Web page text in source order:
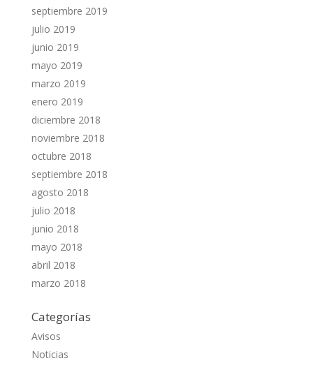
septiembre 2019
julio 2019
junio 2019
mayo 2019
marzo 2019
enero 2019
diciembre 2018
noviembre 2018
octubre 2018
septiembre 2018
agosto 2018
julio 2018
junio 2018
mayo 2018
abril 2018
marzo 2018
Categorías
Avisos
Noticias